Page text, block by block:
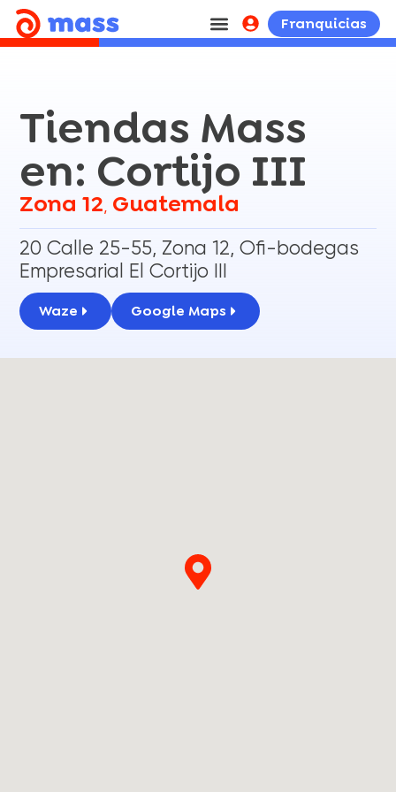
Franquicias
Tiendas Mass
en: Cortijo III
Zona 12, Guatemala
20 Calle 25-55, Zona 12, Ofi-bodegas
Empresarial El Cortijo III
Waze Google Maps